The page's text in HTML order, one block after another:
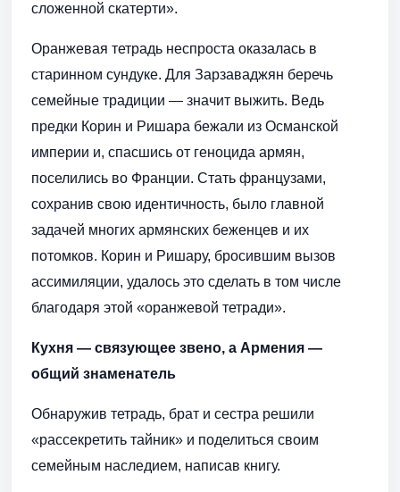
сложенной скатерти».
Оранжевая тетрадь неспроста оказалась в
старинном сундуке. Для Зарзаваджян беречь
семейные традиции — значит выжить. Ведь
предки Корин и Ришара бежали из Османской
империи и, спасшись от геноцида армян,
поселились во Франции. Стать французами,
сохранив свою идентичность, было главной
задачей многих армянских беженцев и их
потомков. Корин и Ришару, бросившим вызов
ассимиляции, удалось это сделать в том числе
благодаря этой «оранжевой тетради».
Кухня — связующее звено, а Армения —
общий знаменатель
Обнаружив тетрадь, брат и сестра решили
«рассекретить тайник» и поделиться своим
семейным наследием, написав книгу.